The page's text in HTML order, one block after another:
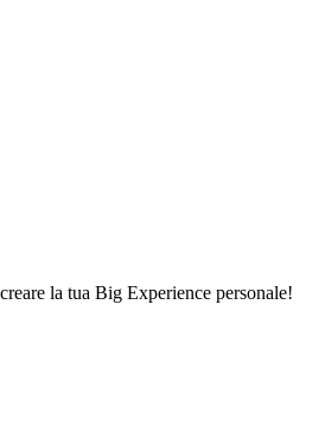
la tua Big Experience personale!